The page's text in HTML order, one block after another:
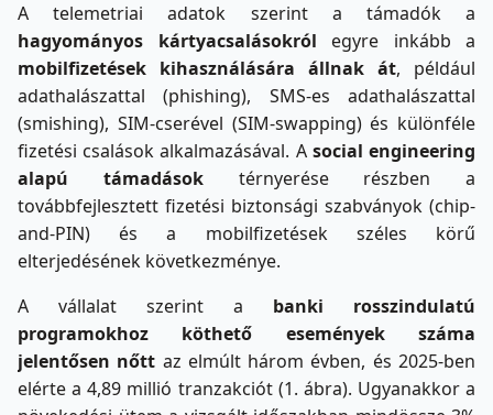
A telemetriai adatok szerint a támadók a
hagyományos kártyacsalásokról egyre inkább a
mobilfizetések kihasználására állnak át, például
adathalászattal (phishing), SMS-es adathalászattal
(smishing), SIM-cserével (SIM-swapping) és különféle
fizetési csalások alkalmazásával. A social engineering
alapú támadásoktérnyerése részben a
továbbfejlesztett fizetési biztonsági szabványok (chip-
and-PIN) és a mobilfizetések széles körű
elterjedésének következménye.
A vállalat szerint a banki rosszindulatú
programokhoz köthető események száma
jelentősen nőtt az elmúlt három évben, és 2025-ben
elérte a 4,89 millió tranzakciót (1. ábra). Ugyanakkor a